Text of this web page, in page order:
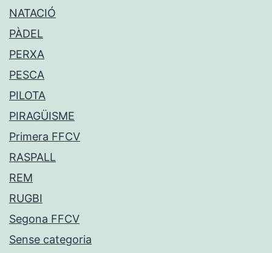
NATACIÓ
PÀDEL
PERXA
PESCA
PILOTA
PIRAGÜISME
Primera FFCV
RASPALL
REM
RUGBI
Segona FFCV
Sense categoria